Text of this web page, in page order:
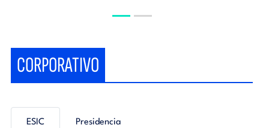
CORPORATIVO
ESIC Presidencia